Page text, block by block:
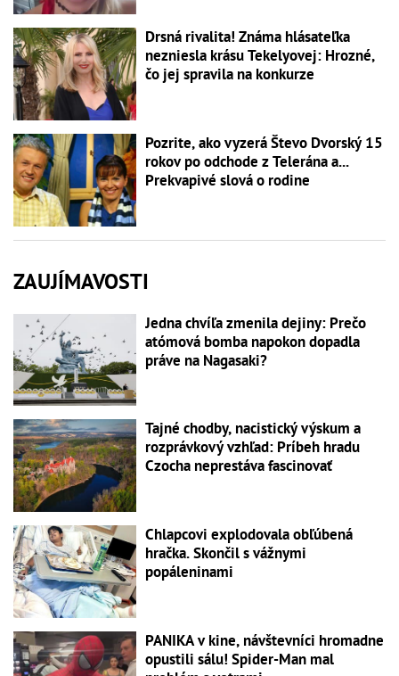
Drsná rivalita! Známa hlásateľka
nezniesla krásu Tekelyovej: Hrozné,
čo jej spravila na konkurze
Pozrite, ako vyzerá Števo Dvorský 15
rokov po odchode z Telerána a...
Prekvapivé slová o rodine
ZAUJÍMAVOSTI
Jedna chvíľa zmenila dejiny: Prečo
atómová bomba napokon dopadla
práve na Nagasaki?
Tajné chodby, nacistický výskum a
rozprávkový vzhľad: Príbeh hradu
Czocha neprestáva fascinovať
Chlapcovi explodovala obľúbená
hračka. Skončil s vážnymi
popáleninami
PANIKA v kine, návštevníci hromadne
opustili sálu! Spider-Man mal